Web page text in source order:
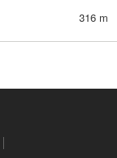
316 m